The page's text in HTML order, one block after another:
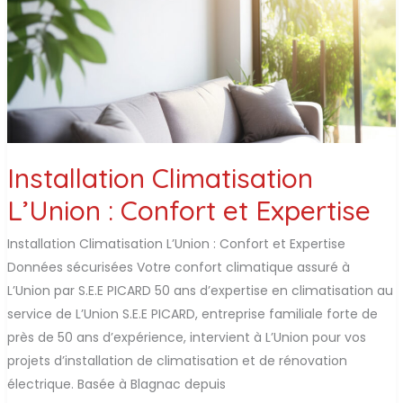
Installation Climatisation
L’Union : Confort et Expertise
Installation Climatisation L’Union : Confort et Expertise
Données sécurisées Votre confort climatique assuré à
L’Union par S.E.E PICARD 50 ans d’expertise en climatisation au
service de L’Union S.E.E PICARD, entreprise familiale forte de
près de 50 ans d’expérience, intervient à L’Union pour vos
projets d’installation de climatisation et de rénovation
électrique. Basée à Blagnac depuis